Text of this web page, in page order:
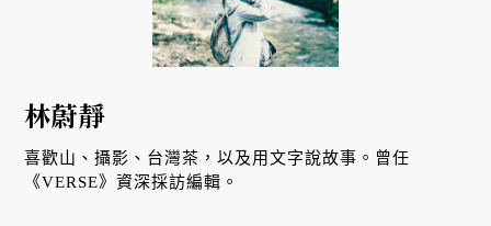
林蔚靜
喜歡山、攝影、台灣茶，以及用文字說故事。曾任
《VERSE》資深採訪編輯。